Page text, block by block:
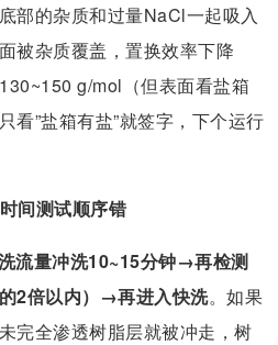
部的杂质和过量NaCl一起吸入
被杂质覆盖，置换效率下降
g/mol（但表面看盐箱
看”盐箱有盐”就签字，下个运行
间测试顺序错
流量冲洗10~15分钟→再检测
2倍以内）→再进入快洗。如果
完全渗透树脂层就被冲走，树